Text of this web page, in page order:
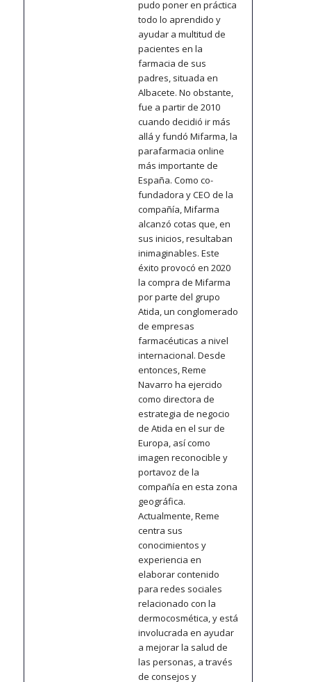
pudo poner en práctica
todo lo aprendido y
ayudar a multitud de
pacientes en la
farmacia de sus
padres, situada en
Albacete. No obstante,
fue a partir de 2010
cuando decidió ir más
allá y fundó Mifarma, la
parafarmacia online
más importante de
España. Como co-
fundadora y CEO de la
compañía, Mifarma
alcanzó cotas que, en
sus inicios, resultaban
inimaginables. Este
éxito provocó en 2020
la compra de Mifarma
por parte del grupo
Atida, un conglomerado
de empresas
farmacéuticas a nivel
internacional. Desde
entonces, Reme
Navarro ha ejercido
como directora de
estrategia de negocio
de Atida en el sur de
Europa, así como
imagen reconocible y
portavoz de la
compañía en esta zona
geográfica.
Actualmente, Reme
centra sus
conocimientos y
experiencia en
elaborar contenido
para redes sociales
relacionado con la
dermocosmética, y está
involucrada en ayudar
a mejorar la salud de
las personas, a través
de consejos y